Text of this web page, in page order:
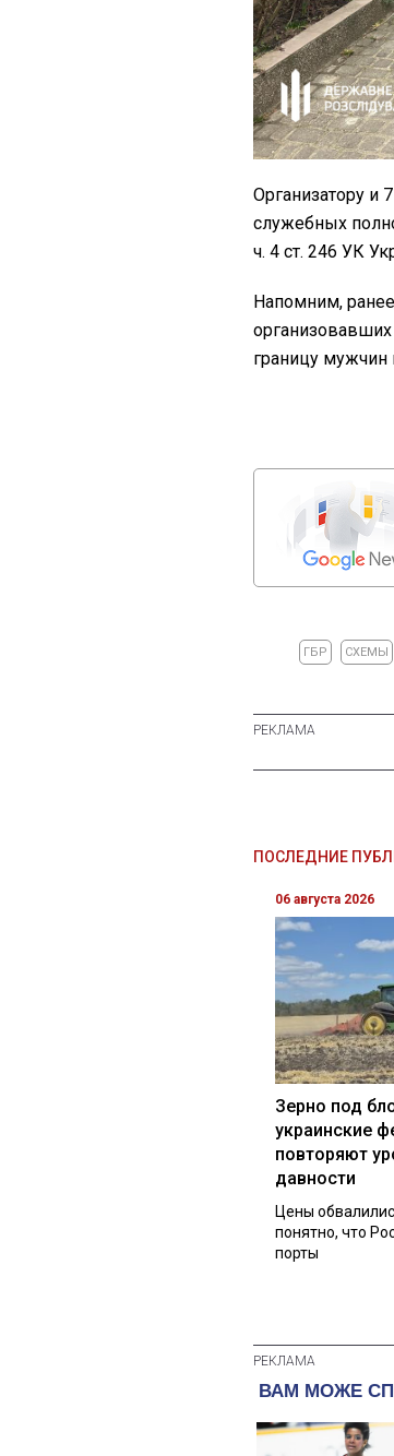
Организатору и
служебных
ч. 4 ст. 246 УК
Напомним,
границу мужчин
ГБР СХЕМЫ
ПОСЛЕДНИЕ
06 августа 2026
Зерно под
украинские
повторяют
давности
Цены
понятно, что
порты